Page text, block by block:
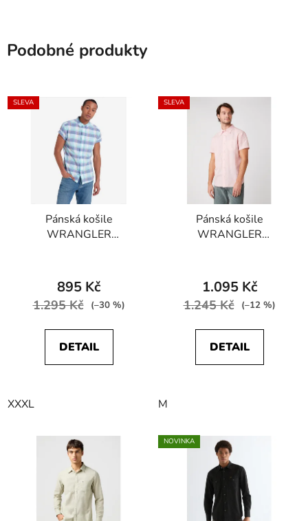
Podobné produkty
SLEVA
Pánská košile
WRANGLER
Glass
895 Kč
1.295 Kč (–30 %)
DETAIL
XXXL
SLEVA
Pánská košile
WRANGLER
1.095 Kč
1.245 Kč (–12 %)
DETAIL
M
NOVINKA